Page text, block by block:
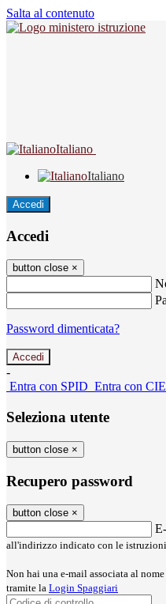
Salta al contenuto
Italiano
Italiano
Accedi
Accedi
button close ×
Password dimenticata?
-
Entra con SPID Entra con CIE
Seleziona utente
button close ×
Recupero password
button close ×
all'indirizzo indicato con le istruzioni
Non hai una e-mail associata al
tramite la Login Spaggiari